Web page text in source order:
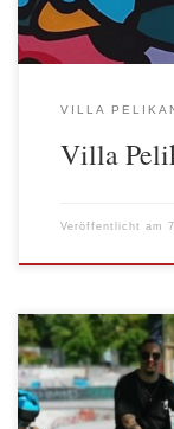
VILLA
Villa
Veröffentlicht am
Im Mai war in der